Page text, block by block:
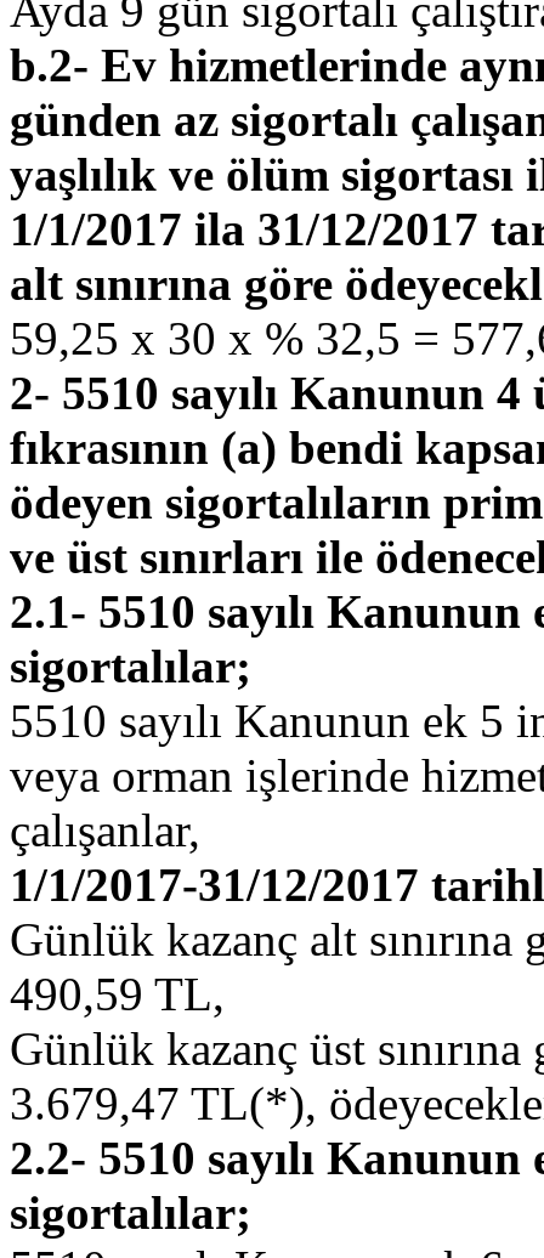
b.2- Ev hizmetlerinde
günden az sigortalı
yaşlılık ve ölüm
1/1/2017 ila 31/12/2017
alt sınırına göre
59,25 x 30 x % 32,5 =
2- 5510 sayılı Kanunun
fıkrasının (a) bendi
ödeyen sigortalıların
ve üst sınırları ile
2.1- 5510 sayılı
sigortalılar;
5510 sayılı Kanunun ek 5
veya orman işlerinde
çalışanlar,
1/1/2017-31/12/2017
Günlük kazanç alt
490,59 TL,
Günlük kazanç üst
3.679,47 TL(*),
2.2- 5510 sayılı
sigortalılar;